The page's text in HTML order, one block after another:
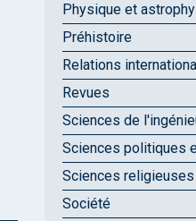
Physique et
Préhistoire
Relations
Revues
Sciences de
Sciences politiques
Sciences religieuses
Société